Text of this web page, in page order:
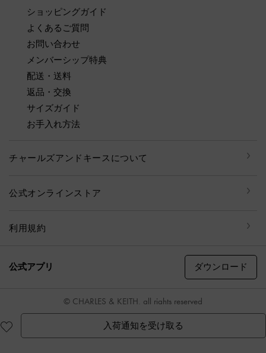
入荷通知を受け取る
ショッピングガイド
よくあるご質問
お問い合わせ
メンバーシップ特典
配送・送料
返品・交換
サイズガイド
お手入れ方法
チャールズアンドキースについて
公式オンラインストア
利用規約
公式アプリ ダウンロード
© CHARLES & KEITH, all rights reserved